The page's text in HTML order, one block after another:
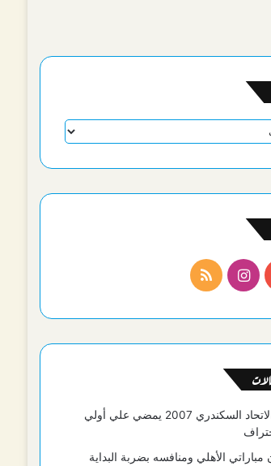
انستقرامملخص
نجم شباب الاتحاد السكندري 2007 يمضي علي أولي
الأهلي ومنافسه بضربة البداية